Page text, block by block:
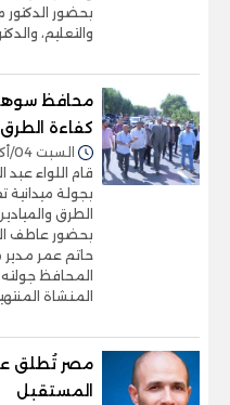
بحضور الدكتور
والتعليم،
محافظ
كفاءة
السبت 04/أكتوبر/2025 - 04:11 م
قام اللواء عبد
بجولة
الطرق
بحضور عاطف
حاتم عمر
المحافظ
المنشاة المنتهية بطول 12
مصر تُطلق
المستقبل